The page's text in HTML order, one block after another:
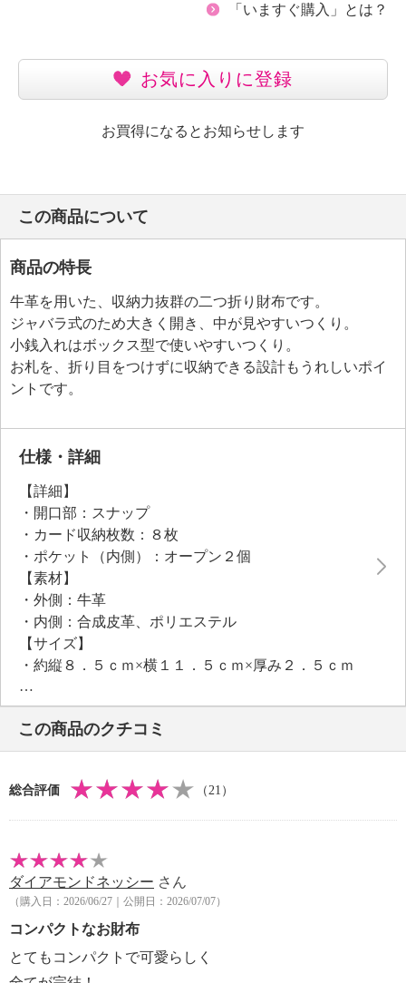
「いますぐ購入」とは？
お気に入りに登録
お買得になるとお知らせします
この商品について
商品の特長
牛革を用いた、収納力抜群の二つ折り財布です。
ジャバラ式のため大きく開き、中が見やすいつくり。
小銭入れはボックス型で使いやすいつくり。
お札を、折り目をつけずに収納できる設計もうれしいポイ
ントです。
仕様・詳細
【詳細】
・開口部：スナップ
・カード収納枚数：８枚
・ポケット（内側）：オープン２個
【素材】
・外側：牛革
・内側：合成皮革、ポリエステル
【サイズ】
・約縦８．５ｃｍ×横１１．５ｃｍ×厚み２．５ｃｍ
【重さ】
・約９５ｇ
【個体差あり】
・個体差あり
・中国製
この商品のクチコミ
総合評価 （21）
ダイアモンドネッシー さん
（購入日：2026/06/27｜公開日：2026/07/07）
コンパクトなお財布
とてもコンパクトで可愛らしく